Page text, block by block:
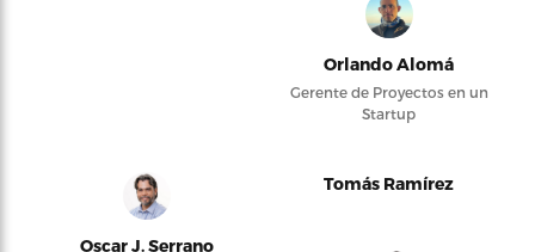
Orlando Alomá
Gerente de Proyectos en un
Startup
Oscar J. Serrano
Tomás Ramírez